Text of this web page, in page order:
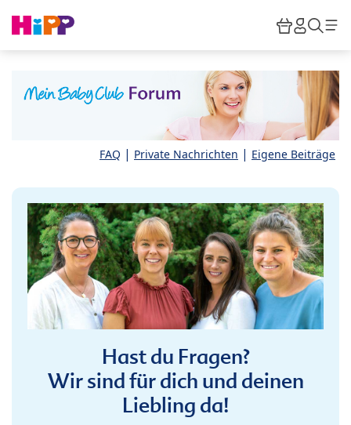
HiPP
FAQ | Private Nachrichten | Eigene Beiträge
Hast du Fragen?
Wir sind für dich und deinen
Liebling da!